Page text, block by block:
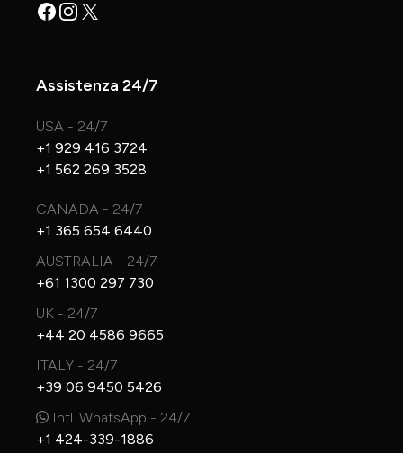
Facebook
Instagram
X
Assistenza 24/7
USA - 24/7
+1 929 416 3724
+1 562 269 3528
CANADA - 24/7
+1 365 654 6440
AUSTRALIA - 24/7
+61 1300 297 730
UK - 24/7
+44 20 4586 9665
ITALY - 24/7
+39 06 9450 5426
Intl. WhatsApp - 24/7
+1 424-339-1886